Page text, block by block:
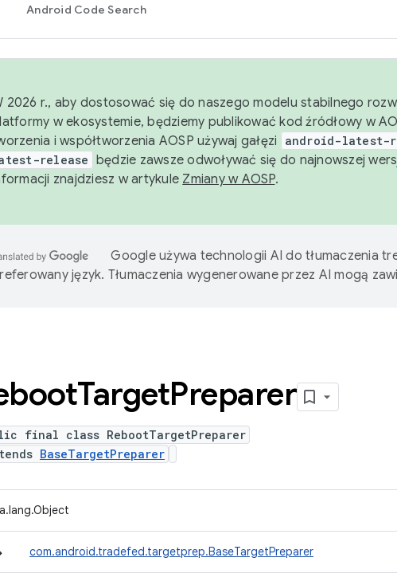
Android Code Search
2026 r., aby dostosować się do naszego modelu stabilnego
w ekosystemie, będziemy publikować kod źródłowy w
i współtworzenia AOSP używaj gałęzi
android-latest-
release będzie zawsze odwoływać się do najnowszej
znajdziesz w artykule Zmiany w AOSP.
Google używa technologii AI do tłumaczenia
język. Tłumaczenia wygenerowane przez AI mogą
TargetPreparer
final class RebootTargetPreparer
BaseTargetPreparer
com.android.tradefed.targetprep.BaseTargetPreparer